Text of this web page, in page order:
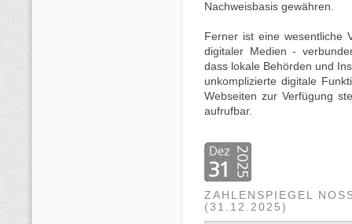
Nachweisbasis gewähren.
Ferner ist eine wesentliche
digitaler Medien -
dass lokale Behörden und
unkomplizierte digitale
Webseiten zur Verfügung
aufrufbar.
ZAHLENSPIEGEL
(31.12.2025)